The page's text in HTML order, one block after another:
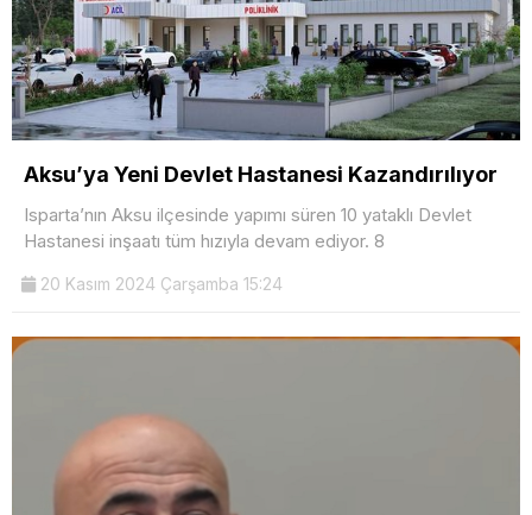
Aksu’ya Yeni Devlet Hastanesi Kazandırılıyor
Isparta’nın Aksu ilçesinde yapımı süren 10 yataklı Devlet
Hastanesi inşaatı tüm hızıyla devam ediyor. 8
20 Kasım 2024 Çarşamba 15:24